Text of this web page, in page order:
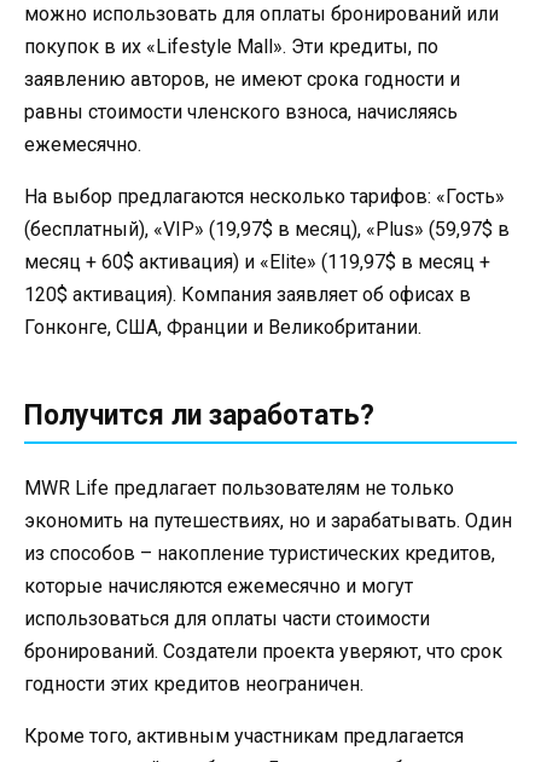
можно использовать для оплаты бронирований или
покупок в их «Lifestyle Mall». Эти кредиты, по
заявлению авторов, не имеют срока годности и
равны стоимости членского взноса, начисляясь
ежемесячно.
На выбор предлагаются несколько тарифов: «Гость»
(бесплатный), «VIP» (19,97$ в месяц), «Plus» (59,97$ в
месяц + 60$ активация) и «Elite» (119,97$ в месяц +
120$ активация). Компания заявляет об офисах в
Гонконге, США, Франции и Великобритании.
Получится ли заработать?
MWR Life предлагает пользователям не только
экономить на путешествиях, но и зарабатывать. Один
из способов – накопление туристических кредитов,
которые начисляются ежемесячно и могут
использоваться для оплаты части стоимости
бронирований. Создатели проекта уверяют, что срок
годности этих кредитов неограничен.
Кроме того, активным участникам предлагается